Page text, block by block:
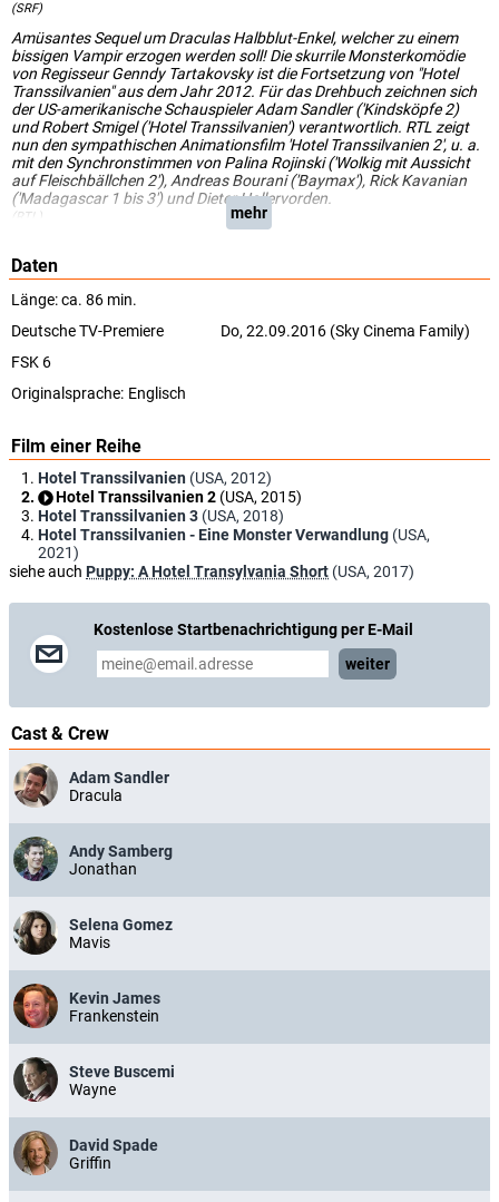
(SRF)
Amüsantes Sequel um Draculas Halbblut-Enkel, welcher zu einem
bissigen Vampir erzogen werden soll! Die skurrile Monsterkomödie
von Regisseur Genndy Tartakovsky ist die Fortsetzung von "Hotel
Transsilvanien" aus dem Jahr 2012. Für das Drehbuch zeichnen sich
der US-amerikanische Schauspieler Adam Sandler ('Kindsköpfe 2)
und Robert Smigel ('Hotel Transsilvanien') verantwortlich. RTL zeigt
nun den sympathischen Animationsfilm 'Hotel Transsilvanien 2', u. a.
mit den Synchronstimmen von Palina Rojinski ('Wolkig mit Aussicht
auf Fleischbällchen 2'), Andreas Bourani ('Baymax'), Rick Kavanian
('Madagascar 1 bis 3') und Dieter Hallervorden.
(RTL) mehr
Daten
Länge: ca. 86 min.
Deutsche TV-Premiere
Do, 22.09.2016 (Sky Cinema Family)
FSK 6
Originalsprache: Englisch
Film einer Reihe
Hotel Transsilvanien (USA, 2012)
Hotel Transsilvanien 2 (USA, 2015)
Hotel Transsilvanien 3 (USA, 2018)
Hotel Transsilvanien - Eine Monster Verwandlung (USA,
2021)
siehe auch Puppy: A Hotel Transylvania Short (USA, 2017)
Kostenlose Startbenachrichtigung per E-Mail
weiter
Cast & Crew
Adam Sandler
Dracula
Andy Samberg
Jonathan
Selena Gomez
Mavis
Kevin James
Frankenstein
Steve Buscemi
Wayne
David Spade
Griffin